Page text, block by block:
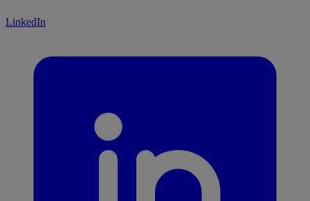
LinkedIn